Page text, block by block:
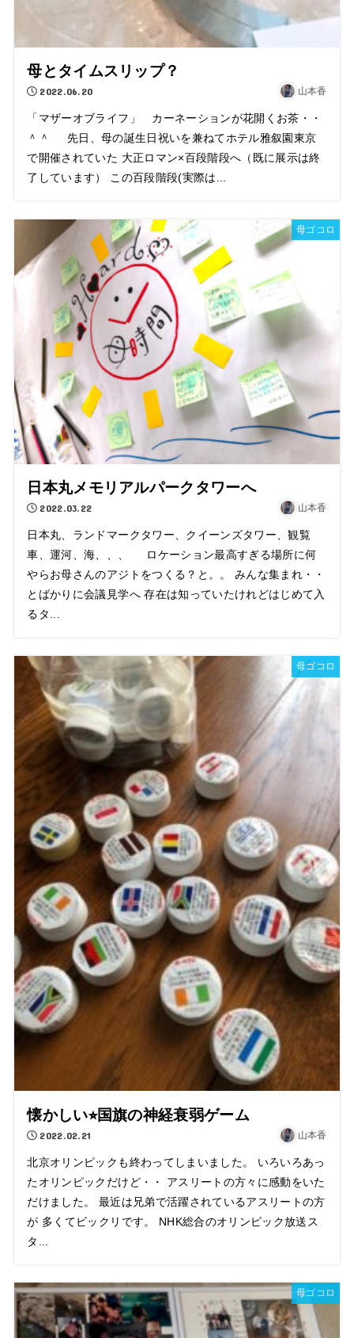
母とタイムスリップ？
2022.06.20 山本香
「マザーオブライフ」 カーネーションが花開くお茶・・
＾＾ 先日、母の誕生日祝いを兼ねてホテル雅叙園東京
で開催されていた 大正ロマン×百段階段へ（既に展示は終
了しています） この百段階段(実際は...
母ゴコロ
日本丸メモリアルパークタワーへ
2022.03.22 山本香
日本丸、ランドマークタワー、クイーンズタワー、観覧
車、運河、海、、、 ロケーション最高すぎる場所に何
やらお母さんのアジトをつくる？と。。 みんな集まれ・・
とばかりに会議見学へ 存在は知っていたけれどはじめて入
るタ...
母ゴコロ
懐かしい⭐︎国旗の神経衰弱ゲーム
2022.02.21 山本香
北京オリンピックも終わってしまいました。 いろいろあっ
たオリンピックだけど・・ アスリートの方々に感動をいた
だけました。 最近は兄弟で活躍されているアスリートの方
が 多くてビックリです。 NHK総合のオリンピック放送ス
タ...
母ゴコロ